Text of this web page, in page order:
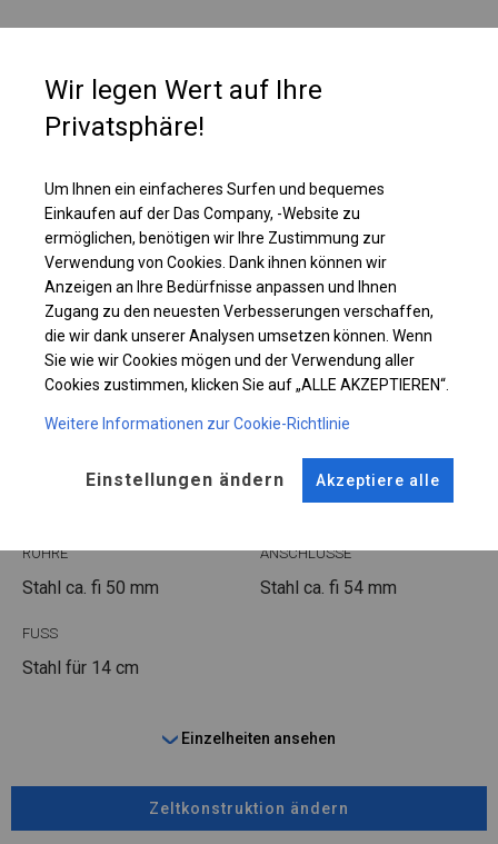
Die einzelne Wand ist mit einem großen, vollständig transparenten Fenster
ausgestattet. Ein solches Fenster erhellt den Innenraum des Zeltes sehr
Produkte oder Waren von außen gut sichtbar sind.
Einzelheiten ansehen
Plane ändern
KONSTRUKTION
WINTER
ROHRE
Stahl ca. fi 50 mm
ANSCHLÜSSE
Stahl ca. fi 54 mm
FUSS
Stahl für 14 cm
Einzelheiten ansehen
Zeltkonstruktion ändern
Wir legen Wert auf Ihre
Privatsphäre!
Um Ihnen ein einfacheres Surfen und bequemes
Einkaufen auf der Das Company, -Website zu
ermöglichen, benötigen wir Ihre Zustimmung zur
Verwendung von Cookies. Dank ihnen können wir
Anzeigen an Ihre Bedürfnisse anpassen und Ihnen
Zugang zu den neuesten Verbesserungen verschaffen,
die wir dank unserer Analysen umsetzen können. Wenn
Sie wie wir Cookies mögen und der Verwendung aller
Cookies zustimmen, klicken Sie auf „ALLE AKZEPTIEREN“.
Weitere Informationen zur Cookie-Richtlinie
Einstellungen ändern Akzeptiere alle